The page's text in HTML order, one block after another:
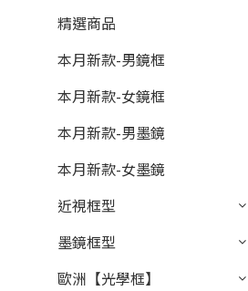
精選商品
本月新款-男鏡框
本月新款-女鏡框
本月新款-男墨鏡
本月新款-女墨鏡
近視框型
墨鏡框型
歐洲【光學框】